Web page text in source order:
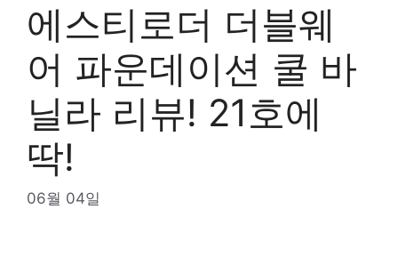
에스티로더 더블웨
어 파운데이션 쿨 바
닐라 리뷰! 21호에
딱!
06월 04일